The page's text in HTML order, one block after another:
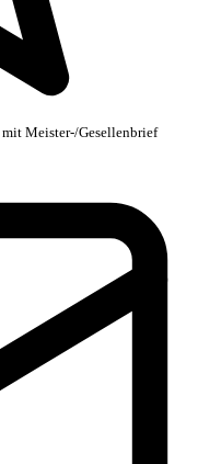
Meister-/Gesellenbrief